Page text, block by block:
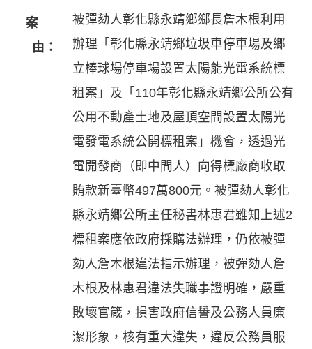
案
由：
被彈劾人彰化縣永靖鄉鄉長詹木根利用
辦理「彰化縣永靖鄉垃圾車停車場及鄉
立棒球場停車場設置太陽能光電系統標
租案」及「110年彰化縣永靖鄉公所公有
公用不動產土地及屋頂空間設置太陽光
電發電系統公開標租案」機會，透過光
電開發商（即中間人）向得標廠商收取
賄款新臺幣497萬800元。被彈劾人彰化
縣永靖鄉公所主任秘書林惠君雖知上述2
標租案應依政府採購法辦理，仍依被彈
劾人詹木根違法指示辦理，被彈劾人詹
木根及林惠君違法失職事證明確，嚴重
敗壞官箴，損害政府信譽及公務人員廉
潔形象，核有重大違失，違反公務員服